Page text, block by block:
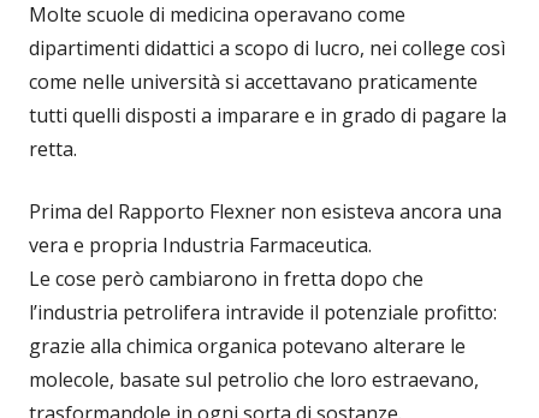
Molte scuole di medicina operavano come
dipartimenti didattici a scopo di lucro, nei college così
come nelle università si accettavano praticamente
tutti quelli disposti a imparare e in grado di pagare la
retta.
Prima del Rapporto Flexner non esisteva ancora una
vera e propria Industria Farmaceutica.
Le cose però cambiarono in fretta dopo che
l’industria petrolifera intravide il potenziale profitto:
grazie alla chimica organica potevano alterare le
molecole, basate sul petrolio che loro estraevano,